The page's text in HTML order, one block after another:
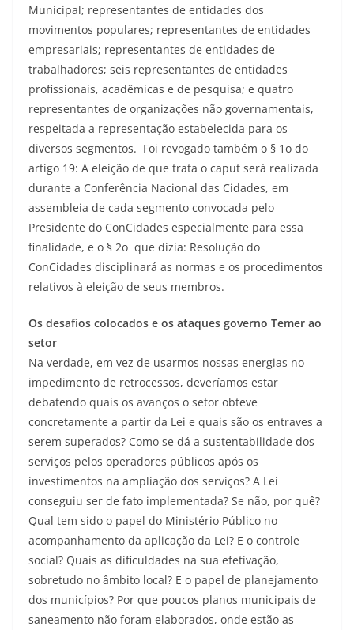
Municipal; representantes de entidades dos
movimentos populares; representantes de entidades
empresariais; representantes de entidades de
trabalhadores; seis representantes de entidades
profissionais, acadêmicas e de pesquisa; e quatro
representantes de organizações não governamentais,
respeitada a representação estabelecida para os
diversos segmentos. Foi revogado também o § 1o do
artigo 19: A eleição de que trata o caput será realizada
durante a Conferência Nacional das Cidades, em
assembleia de cada segmento convocada pelo
Presidente do ConCidades especialmente para essa
finalidade, e o § 2o que dizia: Resolução do
ConCidades disciplinará as normas e os procedimentos
relativos à eleição de seus membros.
Os desafios colocados e os ataques governo Temer ao
setor
Na verdade, em vez de usarmos nossas energias no
impedimento de retrocessos, deveríamos estar
debatendo quais os avanços o setor obteve
concretamente a partir da Lei e quais são os entraves a
serem superados? Como se dá a sustentabilidade dos
serviços pelos operadores públicos após os
investimentos na ampliação dos serviços? A Lei
conseguiu ser de fato implementada? Se não, por quê?
Qual tem sido o papel do Ministério Público no
acompanhamento da aplicação da Lei? E o controle
social? Quais as dificuldades na sua efetivação,
sobretudo no âmbito local? E o papel de planejamento
dos municípios? Por que poucos planos municipais de
saneamento não foram elaborados, onde estão as